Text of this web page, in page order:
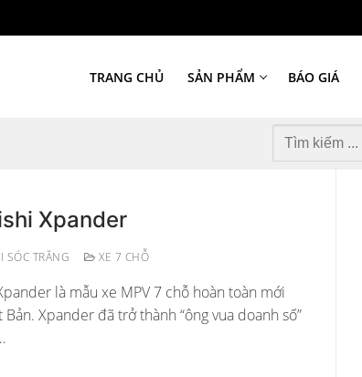
TRANG CHỦ SẢN PHẨM BÁO GIÁ
Tìm
Xpander
SÓC TRĂNG XE 7 CHỖ
là mẫu xe MPV 7 chỗ hoàn toàn mới
Xpander đã trở thành “ông vua doanh số”